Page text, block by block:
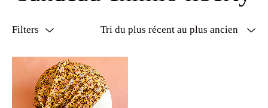
Filters